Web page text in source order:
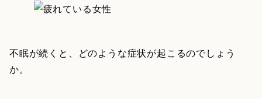
不眠が続くと、どのような症状が起こるのでしょう
か。